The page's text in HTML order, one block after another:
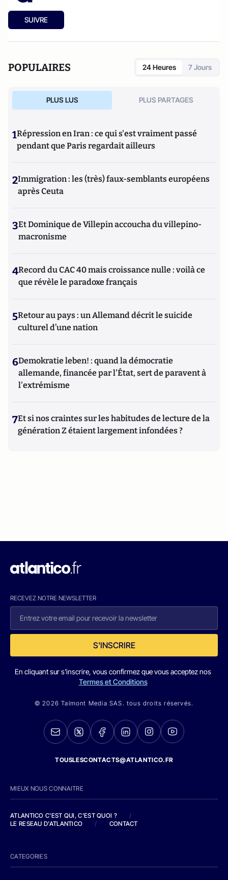
SUIVRE
POPULAIRES 24 Heures 7 Jours
PLUS LUS PLUS PARTAGES
1Répression en Iran : ce qui s'est vraiment passé
pendant que Paris regardait ailleurs
2Immigration : les (très) faux-semblants européens
après Ceuta
3Et Dominique de Villepin accoucha du villepino-
macronisme
4Record du CAC 40 mais croissance nulle : voilà ce
que révèle le paradoxe français
5Retour au pays : un Allemand décrit le suicide
culturel d’une nation
6Demokratie leben! : quand la démocratie
allemande, financée par l'État, sert de paravent à
l'extrémisme
7Et si nos craintes sur les habitudes de lecture de la
génération Z étaient largement infondées ?
RECEVEZ NOTRE NEWSLETTER
S'INSCRIRE
En cliquant sur s'inscrire, vous confirmez que vous acceptez nos
Termes et Conditions
© 2026 Talmont Media SAS. tous droits réservés.
TOUSLESCONTACTS@ATLANTICO.FR
MIEUX NOUS CONNAITRE
ATLANTICO C'EST QUI, C'EST QUOI ?
/
LE RESEAU D'ATLANTICO
/ CONTACT
CATEGORIES